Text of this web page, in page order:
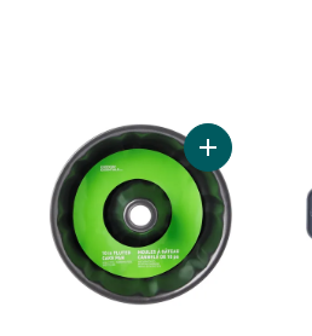
Ajouter